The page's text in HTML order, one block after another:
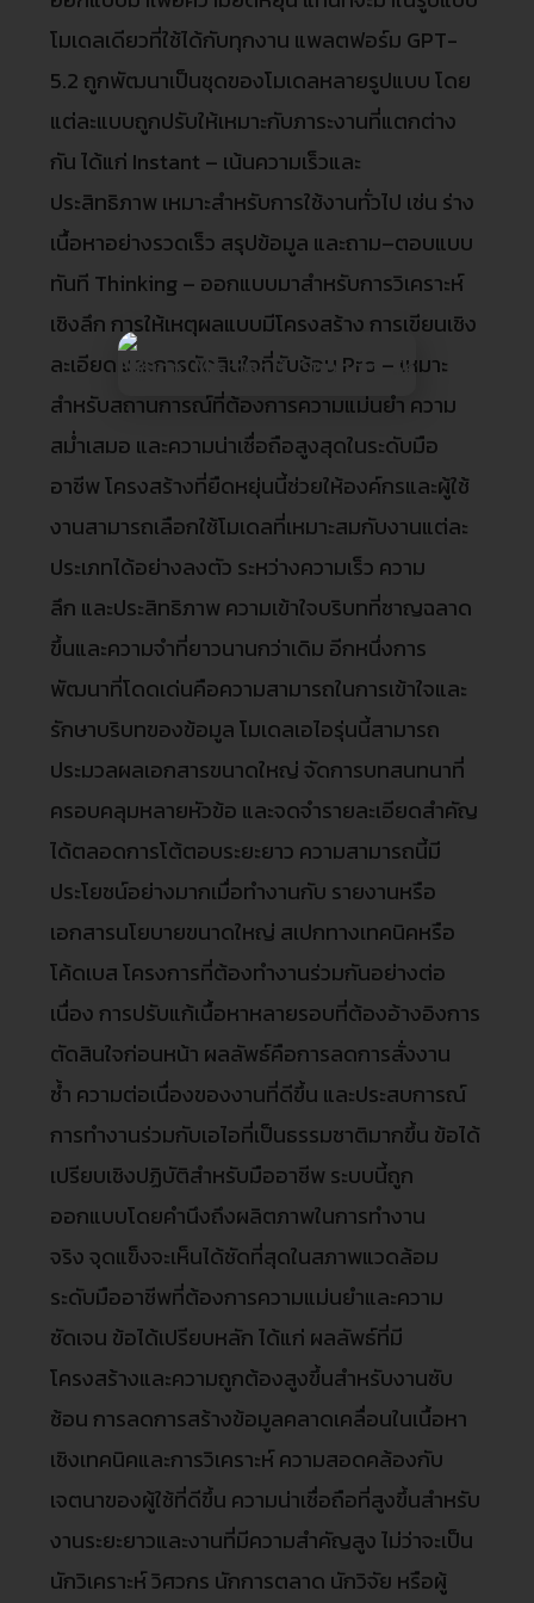
โมเดลเดียวที่ใช้ได้กับทุกงาน แพลตฟอร์ม GPT-
5.2 ถูกพัฒนาเป็นชุดของโมเดลหลายรูปแบบ โดย
แต่ละแบบถูกปรับให้เหมาะกับภาระงานที่แตกต่าง
กัน ได้แก่ Instant – เน้นความเร็วและ
ประสิทธิภาพ เหมาะสำหรับการใช้งานทั่วไป เช่น ร่าง
เนื้อหาอย่างรวดเร็ว สรุปข้อมูล และถาม–ตอบแบบ
ทันที Thinking – ออกแบบมาสำหรับการวิเคราะห์
เชิงลึก การให้เหตุผลแบบมีโครงสร้าง การเขียนเชิง
ละเอียด และการตัดสินใจที่ซับซ้อน Pro – เหมาะ
สำหรับสถานการณ์ที่ต้องการความแม่นยำ ความ
สม่ำเสมอ และความน่าเชื่อถือสูงสุดในระดับมือ
อาชีพ โครงสร้างที่ยืดหยุ่นนี้ช่วยให้องค์กรและผู้ใช้
งานสามารถเลือกใช้โมเดลที่เหมาะสมกับงานแต่ละ
ประเภทได้อย่างลงตัว ระหว่างความเร็ว ความ
ลึก และประสิทธิภาพ ความเข้าใจบริบทที่ชาญฉลาด
ขึ้นและความจำที่ยาวนานกว่าเดิม อีกหนึ่งการ
พัฒนาที่โดดเด่นคือความสามารถในการเข้าใจและ
รักษาบริบทของข้อมูล โมเดลเอไอรุ่นนี้สามารถ
ประมวลผลเอกสารขนาดใหญ่ จัดการบทสนทนาที่
ครอบคลุมหลายหัวข้อ และจดจำรายละเอียดสำคัญ
ได้ตลอดการโต้ตอบระยะยาว ความสามารถนี้มี
ประโยชน์อย่างมากเมื่อทำงานกับ รายงานหรือ
เอกสารนโยบายขนาดใหญ่ สเปกทางเทคนิคหรือ
โค้ดเบส โครงการที่ต้องทำงานร่วมกันอย่างต่อ
เนื่อง การปรับแก้เนื้อหาหลายรอบที่ต้องอ้างอิงการ
ตัดสินใจก่อนหน้า ผลลัพธ์คือการลดการสั่งงาน
ซ้ำ ความต่อเนื่องของงานที่ดีขึ้น และประสบการณ์
การทำงานร่วมกับเอไอที่เป็นธรรมชาติมากขึ้น ข้อได้
เปรียบเชิงปฏิบัติสำหรับมืออาชีพ ระบบนี้ถูก
ออกแบบโดยคำนึงถึงผลิตภาพในการทำงาน
จริง จุดแข็งจะเห็นได้ชัดที่สุดในสภาพแวดล้อม
ระดับมืออาชีพที่ต้องการความแม่นยำและความ
ชัดเจน ข้อได้เปรียบหลัก ได้แก่ ผลลัพธ์ที่มี
โครงสร้างและความถูกต้องสูงขึ้นสำหรับงานซับ
ซ้อน การลดการสร้างข้อมูลคลาดเคลื่อนในเนื้อหา
เชิงเทคนิคและการวิเคราะห์ ความสอดคล้องกับ
เจตนาของผู้ใช้ที่ดีขึ้น ความน่าเชื่อถือที่สูงขึ้นสำหรับ
งานระยะยาวและงานที่มีความสำคัญสูง ไม่ว่าจะเป็น
นักวิเคราะห์ วิศวกร นักการตลาด นักวิจัย หรือผู้